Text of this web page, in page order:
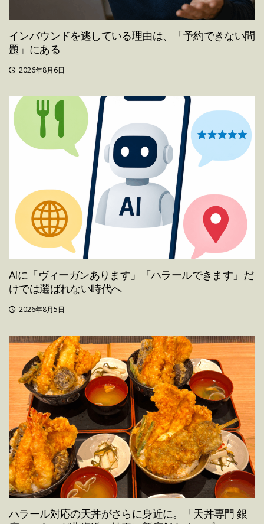
インバウンドを逃している理由は、「予約できない問
題」にある
2026年8月6日
AIに「ヴィーガンあります」「ハラールできます」だ
けでは選ばれない時代へ
2026年8月5日
ハラール対応の天丼がさらに身近に。「天丼専門 銀